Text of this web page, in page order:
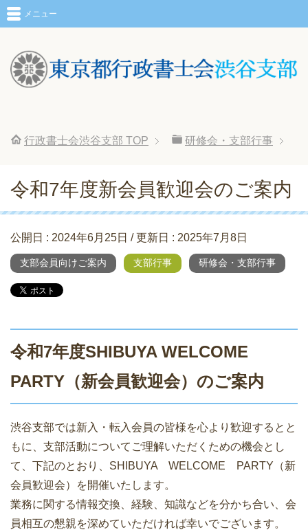
メニュー
行政書士会渋谷支部 TOP 研修会・支部行事
令和7年度新会員歓迎会のご案内
公開日 : 2024年6月25日 / 更新日 : 2025年7月8日
支部会員向けご案内 支部行事 研修会・支部行事
令和7年度SHIBUYA WELCOME
PARTY（新会員歓迎会）のご案内
渋谷支部では新入・転入会員の皆様を心より歓迎するとと
もに、支部活動についてご理解いただくための機会とし
て、下記のとおり、SHIBUYA WELCOME PARTY（新
会員歓迎会）を開催いたします。
業務に関する情報交換、経験、知識などを分かち合い、会
員相互の懇親を深めていただければ幸いでございます。